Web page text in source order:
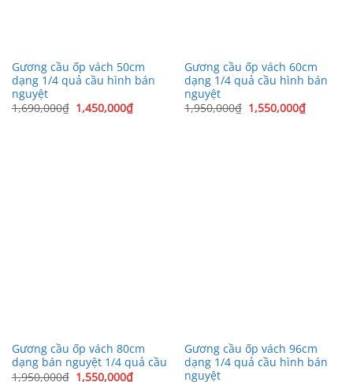
Gương cầu ốp vách 50cm
dạng 1/4 quả cầu hình bán
nguyệt
1,690,000₫ Giá
gốc
1,450,000₫Giá
hiện
Gương cầu ốp vách 60cm
dạng 1/4 quả cầu hình bán
nguyệt
1,950,000₫ Giá
gốc
1,550,000₫Giá
hiện
Gương cầu ốp vách 80cm
dạng bán nguyệt 1/4 quả cầu
1,950,000₫ Giá
1,550,000₫Giá
Gương cầu ốp vách 96cm
dạng 1/4 quả cầu hình bán
nguyệt